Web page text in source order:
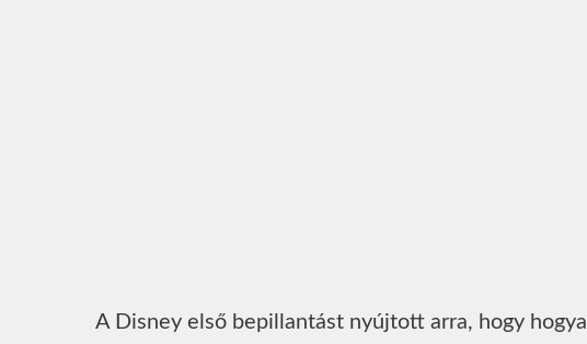
A Disney első bepillantást nyújtott arra, hogy